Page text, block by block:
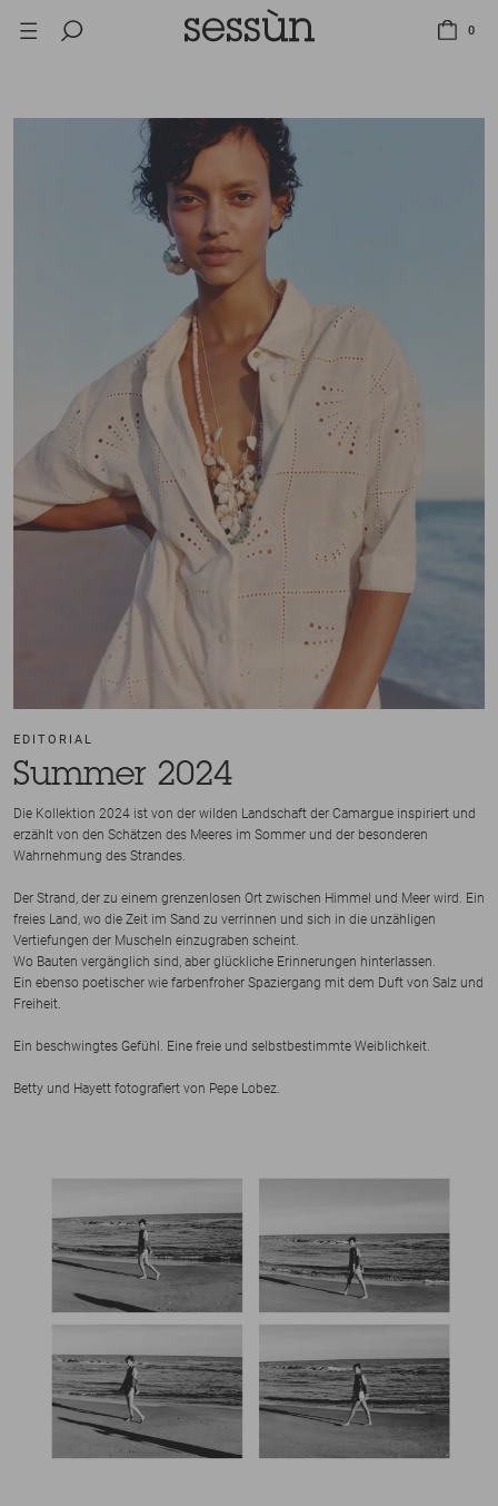
SALE: BIS ZU -50% AUF EINE AUSWAHL AN ARTIKELN.
0
EDITORIAL
Summer 2024
Die Kollektion 2024 ist von der wilden Landschaft der Camargue inspiriert und
erzählt von den Schätzen des Meeres im Sommer und der besonderen
Wahrnehmung des Strandes.
Der Strand, der zu einem grenzenlosen Ort zwischen Himmel und Meer wird. Ein
freies Land, wo die Zeit im Sand zu verrinnen und sich in die unzähligen
Vertiefungen der Muscheln einzugraben scheint.
Wo Bauten vergänglich sind, aber glückliche Erinnerungen hinterlassen.
Ein ebenso poetischer wie farbenfroher Spaziergang mit dem Duft von Salz und
Freiheit.
Ein beschwingtes Gefühl. Eine freie und selbstbestimmte Weiblichkeit.
Betty und Hayett fotografiert von Pepe Lobez.